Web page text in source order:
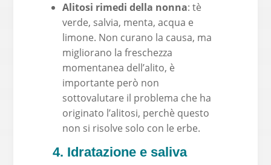
Alitosi rimedi della nonna: tè
verde, salvia, menta, acqua e
limone. Non curano la causa, ma
migliorano la freschezza
momentanea dell’alito, è
importante però non
sottovalutare il problema che ha
originato l’alitosi, perchè questo
non si risolve solo con le erbe.
4. Idratazione e saliva